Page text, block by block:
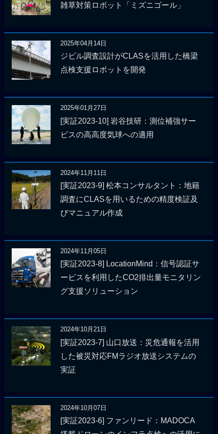
雑草対策ロボット「ミズニゴール」
2025年04月14日
ジビル調査設計がCLASを活用した橋梁
点検支援ロボットを開発
2025年01月27日
[実証2023-10] 岩谷技研：測位補強サー
ビスの高高度気球への適用
2024年11月11日
[実証2023-9] 松本コンサルタント：地籍
調査にCLASを用いるための精度検証及
びマニュアル作成
2024年11月05日
[実証2023-8] LocationMind：信号認証サ
ービスを利用したCO2排出量モニタリン
グ支援ソリューション
2024年10月21日
[実証2023-7] 山口放送：災危通報を活用
した被災対応FMラジオ放送システムの
実証
2024年10月07日
[実証2023-6] ファンリード：MADOCA